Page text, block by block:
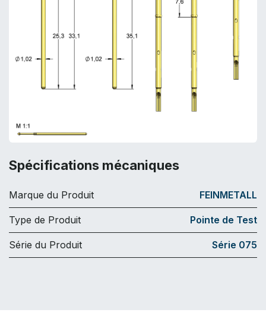
Spécifications mécaniques
Marque du Produit FEINMETALL
Type de Produit Pointe de Test
Série du Produit Série 075